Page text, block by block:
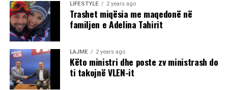
LIFESTYLE 2 years ago
Trashet miqësia me maqedonë në
familjen e Adelina Tahirit
LAJME 2 years ago
Këto ministri dhe poste zv ministrash do
ti takojnë VLEN-it